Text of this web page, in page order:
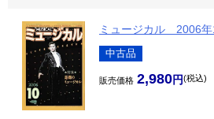
ミュージカル 2006年
中古品
販売価格 2,980 税込